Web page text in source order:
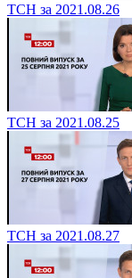
ТСН за 2021.08.26
ТСН за 2021.08.25
ТСН за 2021.08.27